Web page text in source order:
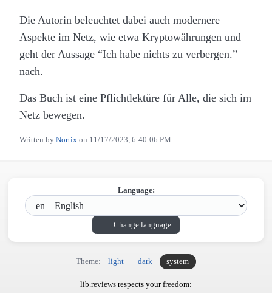
Die Autorin beleuchtet dabei auch modernere
Aspekte im Netz, wie etwa Kryptowährungen und
geht der Aussage “Ich habe nichts zu verbergen.”
nach.
Das Buch ist eine Pflichtlektüre für Alle, die sich im
Netz bewegen.
Written by Nortix on 11/17/2023, 6:40:06 PM
Language:
Change language
Theme: light dark system
lib.reviews respects your freedom: